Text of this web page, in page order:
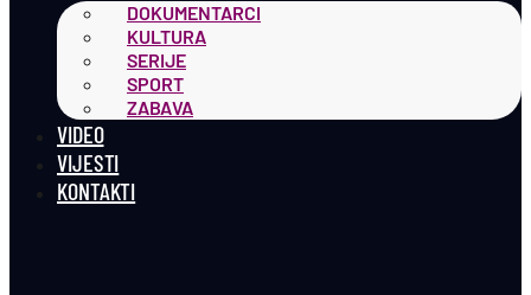
DOKUMENTARCI
KULTURA
SERIJE
SPORT
ZABAVA
VIDEO
VIJESTI
KONTAKTI